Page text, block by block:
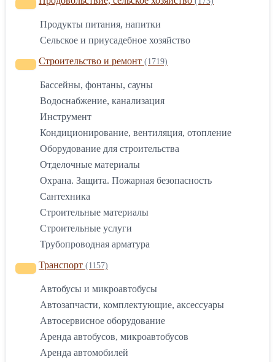
Продукты питания, напитки
Сельское и приусадебное хозяйство
Строительство и ремонт (1719)
Бассейны, фонтаны, сауны
Водоснабжение, канализация
Инструмент
Кондиционирование, вентиляция, отопление
Оборудование для строительства
Отделочные материалы
Охрана. Защита. Пожарная безопасность
Сантехника
Строительные материалы
Строительные услуги
Трубопроводная арматура
Транспорт (1157)
Автобусы и микроавтобусы
Автозапчасти, комплектующие, аксессуары
Автосервисное оборудование
Аренда автобусов, микроавтобусов
Аренда автомобилей